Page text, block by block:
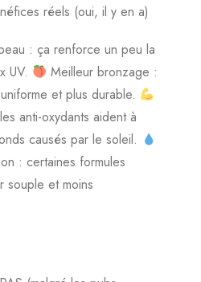
réels (oui, il y en a)
: ça renforce un peu la
UV.
Meilleur bronzage :
et plus durable.
anti-oxydants aident à
causés par le soleil.
: certaines formules
souple et moins